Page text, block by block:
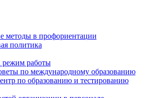
методы в профориентации
политика
режим работы
по международному образованию
по образованию и тестированию